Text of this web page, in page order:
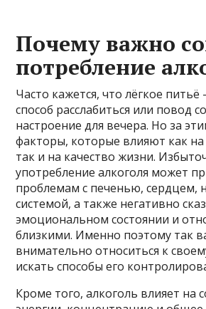
Почему важно
потребление
Часто кажется, что лёгкое
способ расслабиться или повод
настроение для вечера. Но за
факторы, которые влияют как
так и на качество жизни.
употребление алкоголя может
проблемам с печенью, сердцем,
системой, а также негативно
эмоциональном состоянии и
близкими. Именно поэтому так
внимательно относиться к
искать способы его
Кроме того, алкоголь влияет на